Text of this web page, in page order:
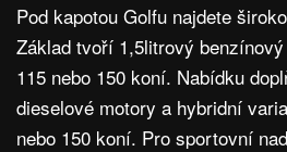
Pod kapotou Golfu najdete
Základ tvoří 1,5litrový
115 nebo 150 koní. Nabídku
dieselové motory a hybridní
nebo 150 koní. Pro sportovní